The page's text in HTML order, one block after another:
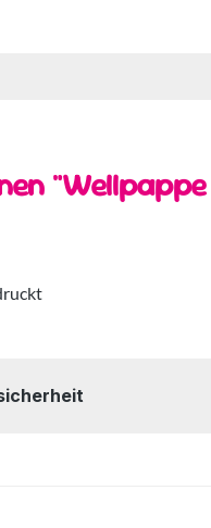
"Wellpappe